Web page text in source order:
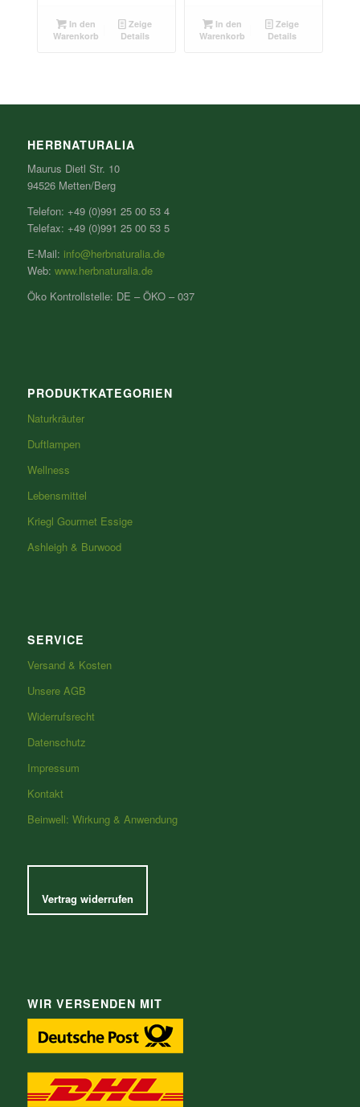
In den
Warenkorb
Zeige
Details
In den
Warenkorb
Zeige
Details
HERBNATURALIA
Maurus Dietl Str. 10
94526 Metten/Berg
Telefon: +49 (0)991 25 00 53 4
Telefax: +49 (0)991 25 00 53 5
E-Mail: info@herbnaturalia.de
Web: www.herbnaturalia.de
Öko Kontrollstelle: DE – ÖKO – 037
PRODUKTKATEGORIEN
Naturkräuter
Duftlampen
Wellness
Lebensmittel
Kriegl Gourmet Essige
Ashleigh & Burwood
SERVICE
Versand & Kosten
Unsere AGB
Widerrufsrecht
Datenschutz
Impressum
Kontakt
Beinwell: Wirkung & Anwendung
Vertrag widerrufen
WIR VERSENDEN MIT